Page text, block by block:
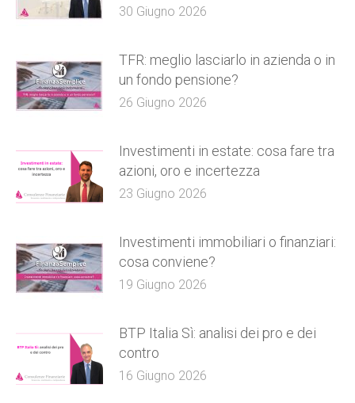
30 Giugno 2026
TFR: meglio lasciarlo in azienda o in
un fondo pensione?
26 Giugno 2026
Investimenti in estate: cosa fare tra
azioni, oro e incertezza
23 Giugno 2026
Investimenti immobiliari o finanziari:
cosa conviene?
19 Giugno 2026
BTP Italia Sì: analisi dei pro e dei
contro
16 Giugno 2026